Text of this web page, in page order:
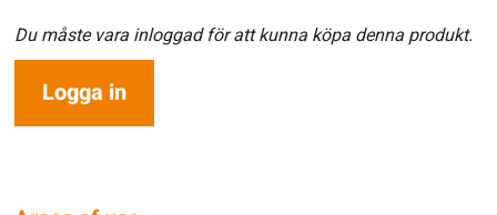
Du måste vara inloggad för att kunna köpa denna produkt.
Logga in